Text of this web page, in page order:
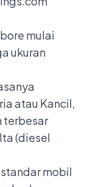
mulai
ukuran
atau Kancil,
terbesar
(diesel
mobil